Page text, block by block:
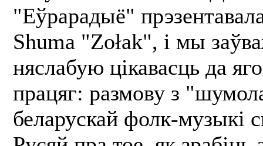
"Еўрарадыё"
Shuma "Zołak", і мы
няслабую цікавасць да
працяг: размову з
беларускай фолк-музыкі